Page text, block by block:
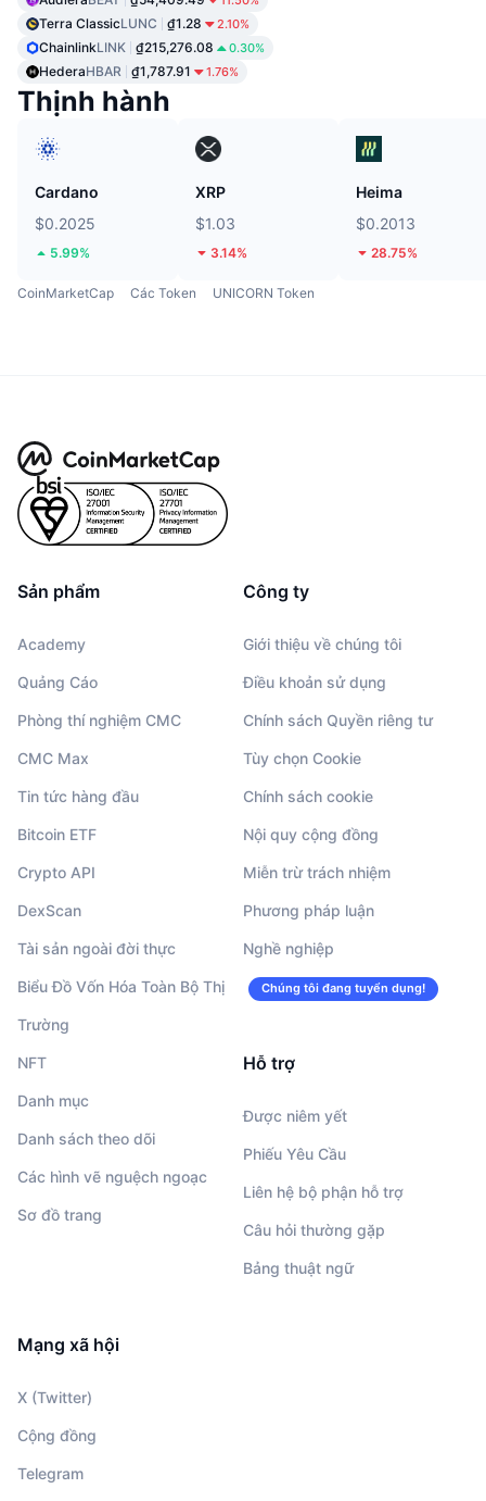
Terra ClassicLUNC ₫1.28 2.10%
ChainlinkLINK ₫215,276.08 0.30%
HederaHBAR ₫1,787.91 1.76%
Thịnh hành
Cardano
$0.2025
5.99%
XRP
$1.03
3.14%
Heima
$0.2013
28.75%
CoinMarketCap Các Token UNICORN Token
Sản phẩm
Academy
Quảng Cáo
Phòng thí nghiệm CMC
CMC Max
Tin tức hàng đầu
Bitcoin ETF
Crypto API
DexScan
Tài sản ngoài đời thực
Biểu Đồ Vốn Hóa Toàn Bộ Thị
Trường
NFT
Danh mục
Danh sách theo dõi
Các hình vẽ nguệch ngoạc
Sơ đồ trang
Công ty
Giới thiệu về chúng tôi
Điều khoản sử dụng
Chính sách Quyền riêng tư
Tùy chọn Cookie
Chính sách cookie
Nội quy cộng đồng
Miễn trừ trách nhiệm
Phương pháp luận
Nghề nghiệp
Chúng tôi đang tuyển dụng!
Hỗ trợ
Được niêm yết
Phiếu Yêu Cầu
Liên hệ bộ phận hỗ trợ
Câu hỏi thường gặp
Bảng thuật ngữ
Mạng xã hội
X (Twitter)
Cộng đồng
Telegram